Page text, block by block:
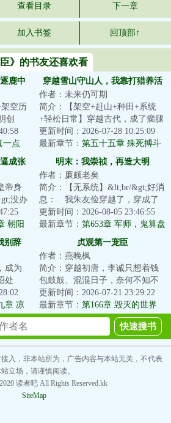
查看目录 下一章
加入书签 回顶部↑
》的书友还喜欢看
鹿中
空历
创
子身
一点
穿越雪山守山人，我靠打猎养活
傻媳妇
作者：未来仍可期
简介：【架空+赶山+种田+系统
+轻松日常】穿越古代，成了瘸腿
守村人。吃百家饭长大的刘炎，
至今家里一穷二...
更新时间：2026-07-28 10:25:09
最新章节： 第五十五章 殊死搏斗
成张
帝身
没办
死的
朝阳
明末：我崇祯，再造大明
作者：廉颇老矣
简介：【无系统】&lt;br/&gt;好消
息： 我朱友俭穿越了，穿成了
大明崇祯帝朱由检。&lt;br/&gt;坏
消息：今...
更新时间：2026-08-05 23:46:55
最新章节： 第653章 军师，鬼算盘
别辞
成为
处
生巅
章 凉
贞观第一宠臣
作者：燕晚枫
简介：穿越初唐，李诚只想着钱
包鼓鼓、混混日子，奈何不知不
觉间竟然取代了长孙无忌，成了
贞观第一宠臣。...
更新时间：2026-07-21 23:29:22
最新章节： 第166章 毁灭的世界
入，非本站所为，广告内容与本站无关，不代表
立场，请谨慎阅读。
读者吧 All Rights Reserved.kk
SiteMap